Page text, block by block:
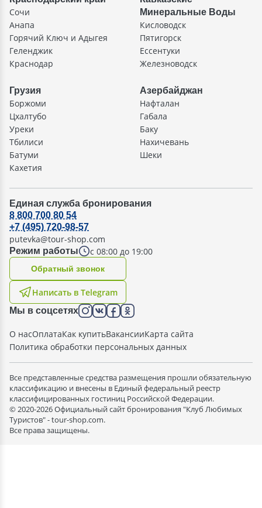
Сочи
Анапа
Горячий Ключ и Адыгея
Геленджик
Краснодар
Минеральные Воды
Кисловодск
Пятигорск
Ессентуки
Железноводск
Грузия
Боржоми
Цхалтубо
Уреки
Тбилиси
Батуми
Кахетия
Азербайджан
Нафталан
Габала
Баку
Нахичевань
Шеки
Единая служба бронирования
Режим работы с 08:00 до 19:00
8 800 700 80 54
+7 (495) 720-98-57
putevka@tour-shop.com
Написать в Telegram
Oбратный звонок
Мы в соцсетях
О насОплатаКак купитьВакансииКарта сайта
Политика обработки персональных данных
Все представленные средства размещения прошли обязательную
классификацию и внесены в Единый федеральный реестр
классифицированных гостиниц Российской Федерации.
© 2020-2026 Официальный сайт бронирования "Клуб Любимых
Туристов" - tour-shop.com.
Все права защищены.